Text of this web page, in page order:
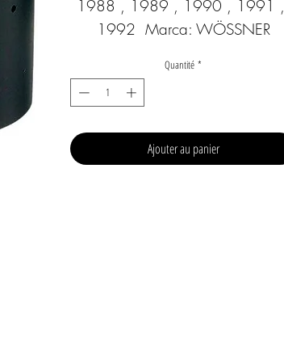
1988 , 1989 , 1990 , 1991 ,
1992  Marca: WÖSSNER
Quantité *
Ajouter au panier